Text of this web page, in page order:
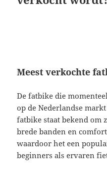
Meest verkochte
De fatbike die
op de Nederlandse
fatbike staat bekend om
brede banden en
waardoor het een
beginners als ervaren